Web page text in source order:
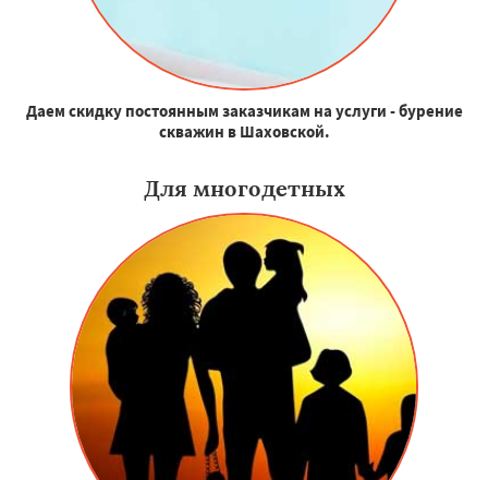
Даем скидку постоянным заказчикам на услуги - бурение
скважин в Шаховской.
Для многодетных